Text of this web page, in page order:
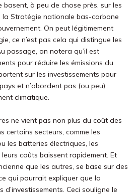
à peu de chose près, sur les
la Stratégie nationale bas-carbone
On peut légitimement
ce n’est pas cela qui distingue les
passage, on notera qu’il est
pour réduire les émissions du
sur les investissements pour
et n’abordent pas (ou peu)
climatique.
ne vient pas non plus du coût des
certains secteurs, comme les
les batteries électriques, les
coûts baissent rapidement. Et
que les autres, se base sur des
qui pourrait expliquer que la
Ceci souligne le